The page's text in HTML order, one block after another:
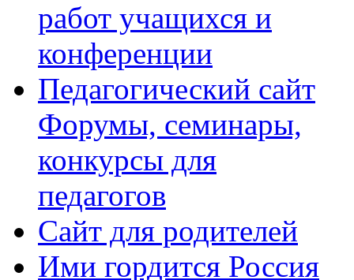
работ учащихся и
конференции
Педагогический сайт
Форумы, семинары,
конкурсы для
педагогов
Сайт для родителей
Ими гордится Россия